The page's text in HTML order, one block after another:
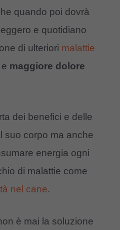
quando poi dovrà
e quotidiano
di ulteriori malattie
e maggiore dolore
dei benefici e delle
suo corpo ma anche
energia ogni
di malattie come
nel cane.
è mai la soluzione